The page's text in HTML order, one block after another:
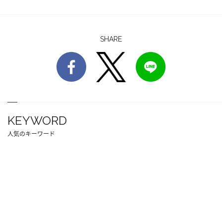
SHARE
KEYWORD
人気のキーワード